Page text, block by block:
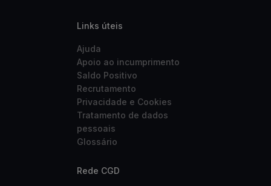
Links úteis
Ajuda
Apoio ao incumprimento
Saldo Positivo
Recrutamento
Privacidade e Cookies
Tratamento de dados
pessoais
Glossário
Rede CGD